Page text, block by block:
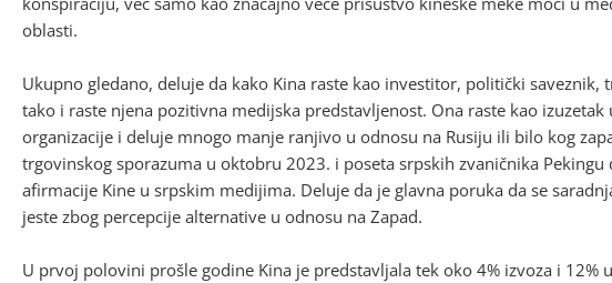
oblasti.
Ukupno gledano, deluje da kako Kina raste kao investitor, politički
tako i raste njena pozitivna medijska predstavljenost. Ona raste kao izuzetak
organizacije i deluje mnogo manje ranjivo u odnosu na Rusiju ili bilo kog
trgovinskog sporazuma u oktobru 2023. i poseta srpskih zvaničnika
afirmacije Kine u srpskim medijima. Deluje da je glavna poruka da se
jeste zbog percepcije alternative u odnosu na Zapad.
U prvoj polovini prošle godine Kina je predstavljala tek oko 4% izvoza i 12%